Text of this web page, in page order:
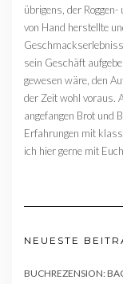
übrigens, der
von Hand herstellte
sein Geschäft
gewesen wäre, den
der Zeit wohl voraus.
angefangen Brot und
Erfahrungen mit
ich hier gerne mit
NEUESTE
BUCHREZENSION: